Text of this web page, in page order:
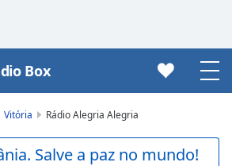
Box
Vitória Rádio Alegria Alegria
Salve a paz no mundo!